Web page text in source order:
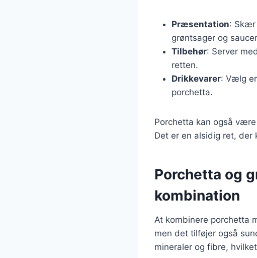
Præsentation: Skær
grøntsager og
Tilbehør: Server
retten.
Drikkevarer: Vælg
porchetta.
Porchetta kan også
Det er en alsidig ret,
Porchetta og
kombination
At kombinere porchetta
men det tilføjer også
mineraler og fibre,